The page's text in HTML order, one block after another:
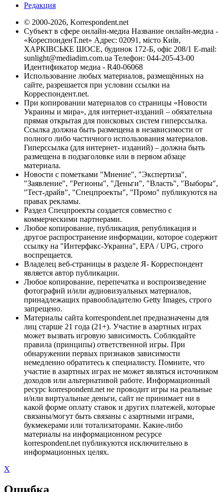
Редакция
© 2000-2026, Korrespondent.net
Субъект в сфере онлайн-медиа Название онлайн-медиа -
«КореспонденТ.net» Адрес: 02091, місто Київ,
ХАРКІВСЬКЕ ШОСЕ, будинок 172-Б, офіс 208/1 E-mail:
sunlight@mediadim.com.ua Телефон: 044-205-43-00
Идентификатор медиа - R40-06068
Использование любых материалов, размещённых на
сайте, разрешается при условии ссылки на
Корреспондент.net.
При копировании материалов со страницы «Новости
Украины и мира», для интернет-изданий – обязательна
прямая открытая для поисковых систем гиперссылка.
Ссылка должна быть размещена в независимости от
полного либо частичного использования материалов.
Гиперссылка (для интернет- изданий) – должна быть
размещена в подзаголовке или в первом абзаце
материала.
Новости с пометками "Мнение", "Экспертиза",
"Заявление", "Регионы", "Деньги", "Власть", "Выборы",
"Тест-драйв", "Спецпроекты", "Промо" публикуются на
правах рекламы.
Раздел Спецпроекты создается совместно с
коммерческими партнерами.
Любое копирование, публикация, републикация и
другое распространение информации, которое содержит
ссылку на "Интерфакс-Украина", EPA / UPG, строго
воспрещается.
Владелец веб-страницы в разделе Я- Корреспондент
является автор публикации.
Любое копирование, перепечатка и воспроизведение
фотографий и/или аудиовизуальных материалов,
принадлежащих правообладателю Getty Images, строго
запрещено.
Материалы сайта korrespondent.net предназначены для
лиц старше 21 года (21+). Участие в азартных играх
может вызвать игровую зависимость. Соблюдайте
правила (принципы) ответственной игры. При
обнаружении первых признаков зависимости
немедленно обратитесь к специалисту. Помните, что
участие в азартных играх не может являться источником
доходов или альтернативой работе. Информационный
ресурс korrespondent.net не проводит игры на реальные
и/или виртуальные деньги, сайт не принимает ни в
какой форме оплату ставок и других платежей, которые
связаны/могут быть связаны с азартными играми,
букмекерами или тотализаторами. Какие-либо
материалы на информационном ресурсе
korrespondent.net публикуются исключительно в
информационных целях.
X